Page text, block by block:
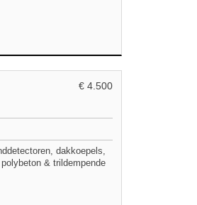
€ 4.500
dakkoepels,
& trildempende